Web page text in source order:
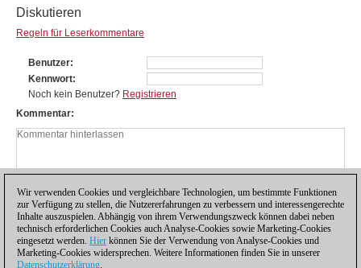
Diskutieren
Regeln für Leserkommentare
Benutzer
Kennwort
Noch kein Benutzer? Registrieren
Kommentar
Wir verwenden Cookies und vergleichbare Technologien, um bestimmte Funktionen
zur Verfügung zu stellen, die Nutzererfahrungen zu verbessern und interessengerechte
Inhalte auszuspielen. Abhängig von ihrem Verwendungszweck können dabei neben
technisch erforderlichen Cookies auch Analyse-Cookies sowie Marketing-Cookies
eingesetzt werden. Hier können Sie der Verwendung von Analyse-Cookies und
Marketing-Cookies widersprechen. Weitere Informationen finden Sie in unserer
Datenschutzerklärung.